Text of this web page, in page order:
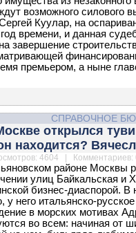
возможного силового
Куулар, на
времени, и данная
завершение
премьером, а ныне
СПРАВОЧНОЕ
открылся
находится?
4604 | Комментариев:
районе Москвы
улиц Байкальская и
бизнес-диаспорой.
у него итальянско-
в морских мотивах
во всем: начиная от